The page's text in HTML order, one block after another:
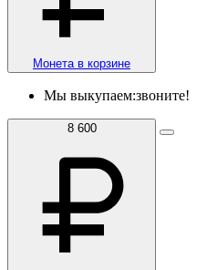
Монета в корзине
Мы выкупаем:звоните!
8 600